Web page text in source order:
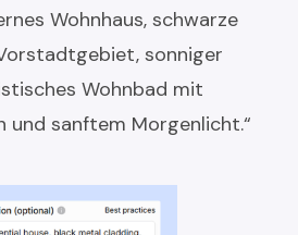
Wohnhaus, schwarze
sonniger
Wohnbad mit
und sanftem Morgenlicht.“